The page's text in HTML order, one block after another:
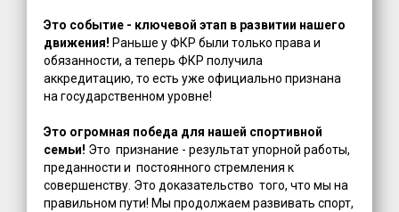
Это событие - ключевой этап в развитии нашего
движения! Раньше у ФКР были только права и
обязанности, а теперь ФКР получила
аккредитацию, то есть уже официально признана
на государственном уровне!
Это огромная победа для нашей спортивной
семьи! Это признание - результат упорной работы,
преданности и постоянного стремления к
совершенству. Это доказательство того, что мы на
правильном пути! Мы продолжаем развивать спорт,